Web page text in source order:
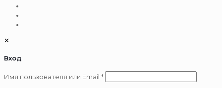
✕
Вход
Имя пользователя или Email *Обязательно